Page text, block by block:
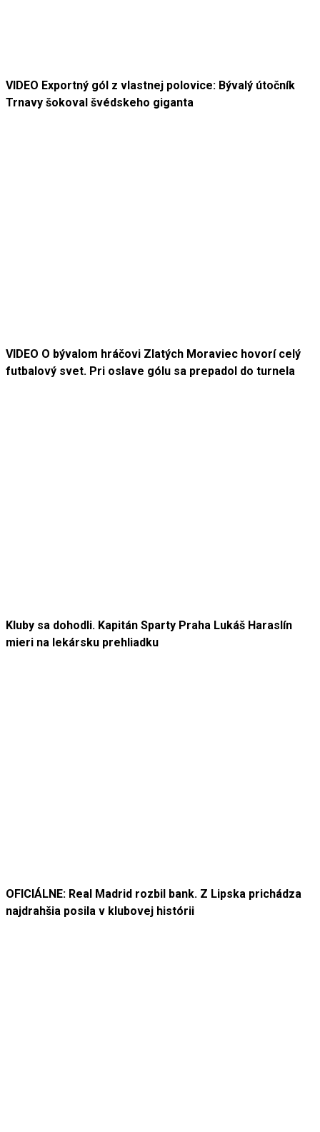
VIDEO Exportný gól z vlastnej polovice: Bývalý útočník
Trnavy šokoval švédskeho giganta
VIDEO O bývalom hráčovi Zlatých Moraviec hovorí celý
futbalový svet. Pri oslave gólu sa prepadol do turnela
Kluby sa dohodli. Kapitán Sparty Praha Lukáš Haraslín
mieri na lekársku prehliadku
OFICIÁLNE: Real Madrid rozbil bank. Z Lipska prichádza
najdrahšia posila v klubovej histórii